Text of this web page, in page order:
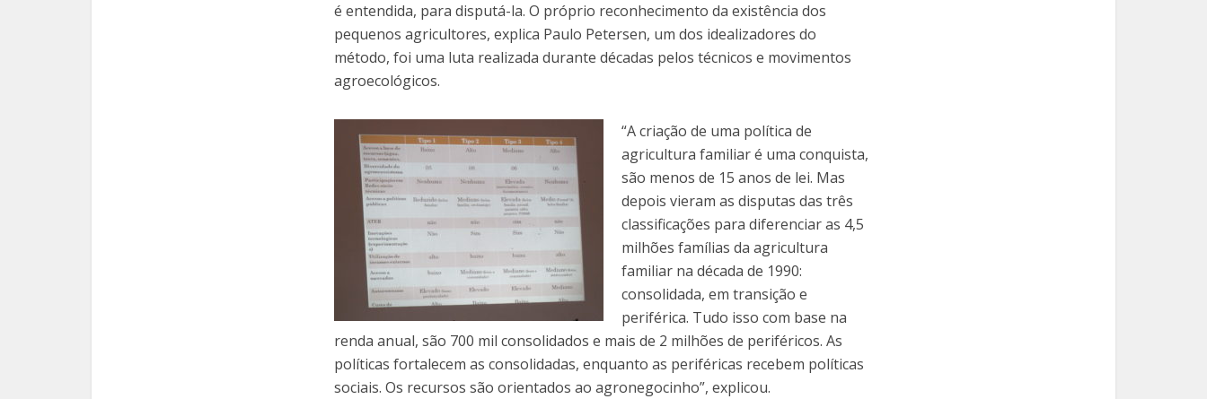
é entendida, para disputá-la. O próprio reconhecimento da existência dos
pequenos agricultores, explica Paulo Petersen, um dos idealizadores do
método, foi uma luta realizada durante décadas pelos técnicos e movimentos
agroecológicos.
“A criação de uma política de
agricultura familiar é uma conquista,
são menos de 15 anos de lei. Mas
depois vieram as disputas das três
classificações para diferenciar as 4,5
milhões famílias da agricultura
familiar na década de 1990:
consolidada, em transição e
periférica. Tudo isso com base na
renda anual, são 700 mil consolidados e mais de 2 milhões de periféricos. As
políticas fortalecem as consolidadas, enquanto as periféricas recebem políticas
sociais. Os recursos são orientados ao agronegocinho”, explicou.